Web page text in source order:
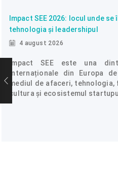
Impact SEE 2026: locul unde
tehnologia și leadershipul
4 august 2026
Impact SEE este una
internaționale din Europa
mediul de afaceri,
cultura și ecosistemul